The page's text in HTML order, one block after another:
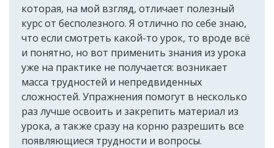
которая, на мой взгляд, отличает полезный
курс от бесполезного. Я отлично по себе знаю,
что если смотреть какой-то урок, то вроде всё
и понятно, но вот применить знания из урока
уже на практике не получается: возникает
масса трудностей и непредвиденных
сложностей. Упражнения помогут в несколько
раз лучше освоить и закрепить материал из
урока, а также сразу на корню разрешить все
появляющиеся трудности и вопросы.